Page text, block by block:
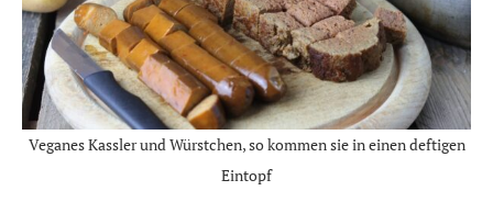
Veganes Kassler und Würstchen, so kommen sie in einen deftigen
Eintopf